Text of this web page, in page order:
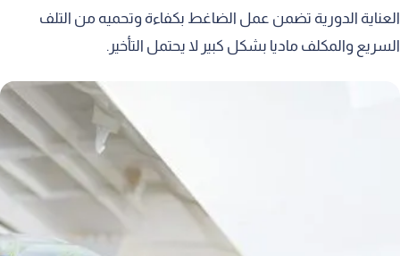
العناية الدورية تضمن عمل الضاغط بكفاءة وتحميه من التلف
السريع والمكلف ماديا بشكل كبير لا يحتمل التأخير.